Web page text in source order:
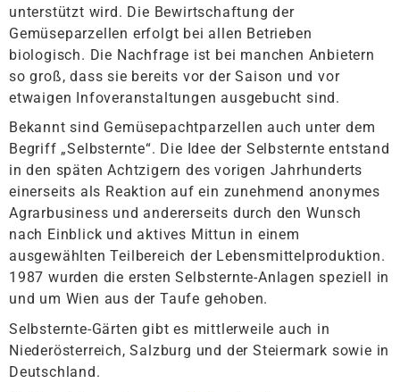
unterstützt wird. Die Bewirtschaftung der
Gemüseparzellen erfolgt bei allen Betrieben
biologisch. Die Nachfrage ist bei manchen Anbietern
so groß, dass sie bereits vor der Saison und vor
etwaigen Infoveranstaltungen ausgebucht sind.
Bekannt sind Gemüsepachtparzellen auch unter dem
Begriff „Selbsternte“. Die Idee der Selbsternte entstand
in den späten Achtzigern des vorigen Jahrhunderts
einerseits als Reaktion auf ein zunehmend anonymes
Agrarbusiness und andererseits durch den Wunsch
nach Einblick und aktives Mittun in einem
ausgewählten Teilbereich der Lebensmittelproduktion.
1987 wurden die ersten Selbsternte-Anlagen speziell in
und um Wien aus der Taufe gehoben.
Selbsternte-Gärten gibt es mittlerweile auch in
Niederösterreich, Salzburg und der Steiermark sowie in
Deutschland.